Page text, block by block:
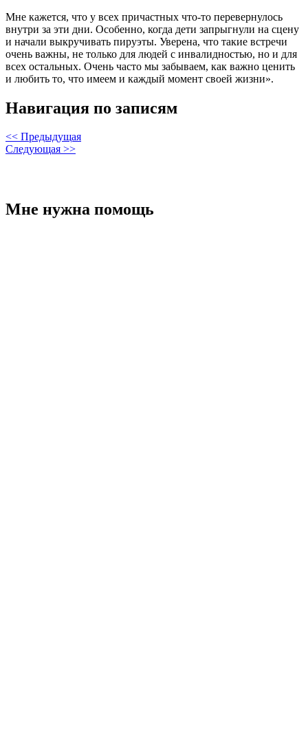
Мне кажется, что у всех причастных что-то перевернулось
внутри за эти дни. Особенно, когда дети запрыгнули на сцену
и начали выкручивать пируэты. Уверена, что такие встречи
очень важны, не только для людей с инвалидностью, но и для
всех остальных. Очень часто мы забываем, как важно ценить
и любить то, что имеем и каждый момент своей жизни».
Навигация по записям
<< Предыдущая
Следующая >>
Мне нужна помощь